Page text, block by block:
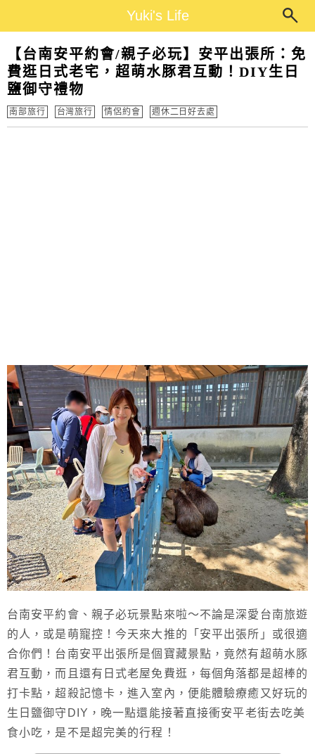
Yuki's Life
【台南安平約會/親子必玩】安平出張所：免
費逛日式老宅，超萌水豚君互動！DIY生日
鹽御守禮物
南部旅行 台灣旅行 情侶約會 週休二日好去處
台南安平約會、親子必玩景點來啦～不論是深愛台南旅遊
的人，或是萌寵控！今天來大推的「安平出張所」或很適
合你們！台南安平出張所是個寶藏景點，竟然有超萌水豚
君互動，而且還有日式老屋免費逛，每個角落都是超棒的
打卡點，超殺記憶卡，進入室內，便能體驗療癒又好玩的
生日鹽御守DIY，晚一點還能接著直接衝安平老街去吃美
食小吃，是不是超完美的行程！